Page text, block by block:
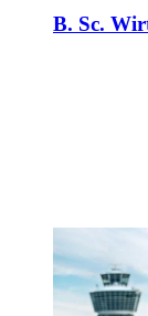
B. Sc.